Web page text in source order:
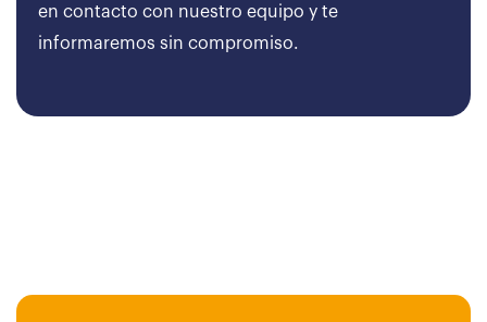
en contacto con nuestro equipo y te
informaremos sin compromiso.